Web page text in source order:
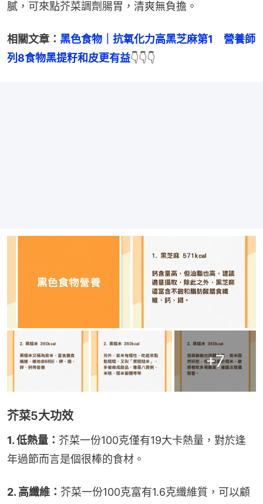
膩，可來點芥菜調劑腸胃，清爽無負擔。
相關文章： 黑色食物｜抗氧化力高黑芝麻第1　營養師
列8食物黑提籽和皮更有益👇👇👇
+7
芥菜5大功效
1. 低熱量： 芥菜一份100克僅有19大卡熱量，對於逢
年過節而言是個很棒的食材。
2. 高纖維： 芥菜一份100克富有1.6克纖維質，可以顧